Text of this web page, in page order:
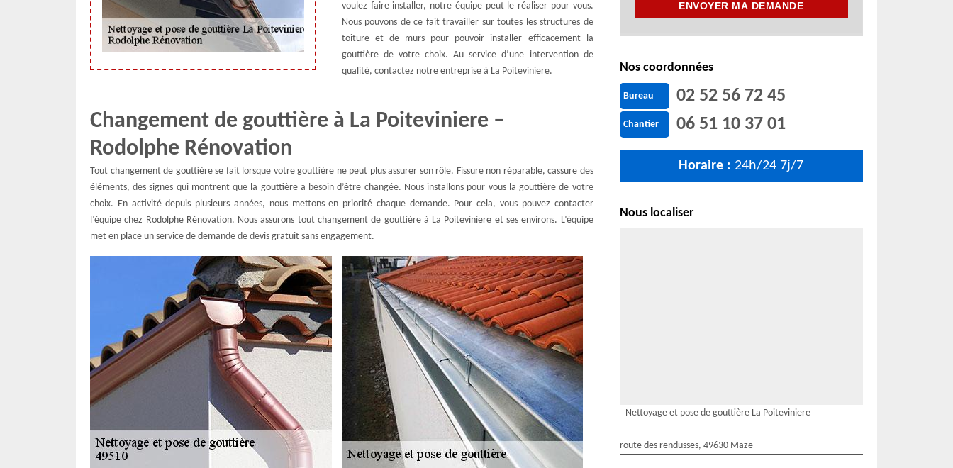
voulez faire installer, notre équipe peut le réaliser pour vous.
Nous pouvons de ce fait travailler sur toutes les structures de
toiture et de murs pour pouvoir installer efficacement la
gouttière de votre choix. Au service d’une intervention de
qualité, contactez notre entreprise à La Poiteviniere.
Changement de gouttière à La Poiteviniere –
Rodolphe Rénovation
Tout changement de gouttière se fait lorsque votre gouttière ne peut plus assurer son rôle. Fissure non réparable, cassure des
éléments, des signes qui montrent que la gouttière a besoin d’être changée. Nous installons pour vous la gouttière de votre
choix. En activité depuis plusieurs années, nous mettons en priorité chaque demande. Pour cela, vous pouvez contacter
l’équipe chez Rodolphe Rénovation. Nous assurons tout changement de gouttière à La Poiteviniere et ses environs. L’équipe
met en place un service de demande de devis gratuit sans engagement.
Nos coordonnées
Bureau 02 52 56 72 45
Chantier 06 51 10 37 01
Horaire : 24h/24 7j/7
Nous localiser
Nettoyage et pose de gouttière La Poiteviniere
route des rendusses, 49630 Maze